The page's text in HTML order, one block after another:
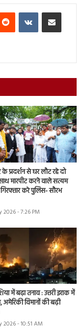
Reddit VKontakteShare via Email
प्रदर्शन से घर लौट रहे दो
मारपीट करने वाले सत्यम
करे पुलिस- सौरभ
2026 - 7:26 PM
में बढ़ा तनाव : उत्तरी इराक में
अमेरिकी विमानों की बढ़ी
2026 - 10:51 AM